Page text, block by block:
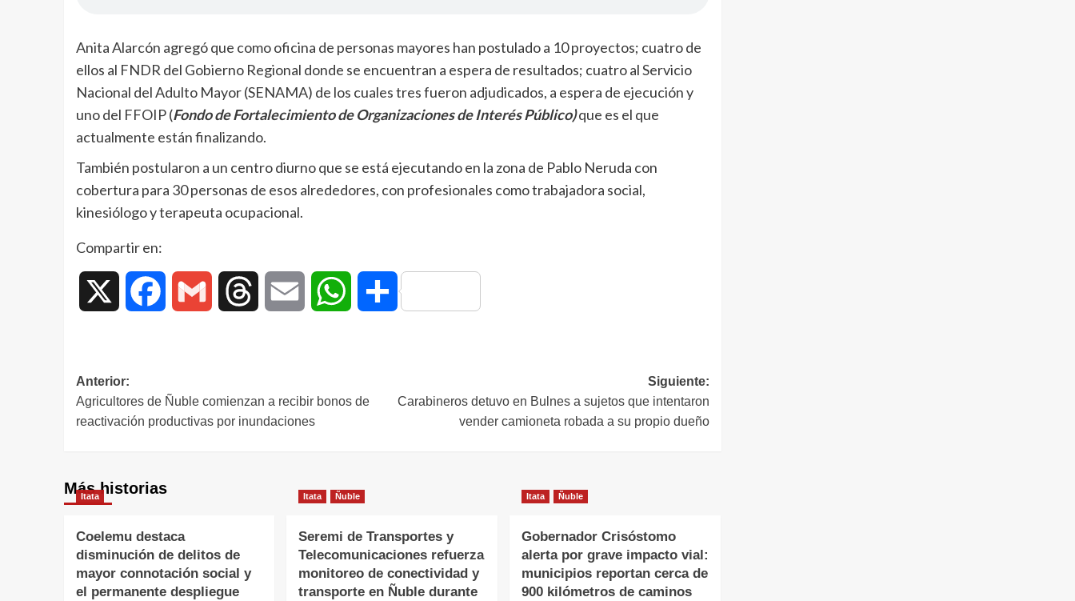
Anita Alarcón agregó que como oficina de personas mayores han postulado a 10 proyectos; cuatro de
ellos al FNDR del Gobierno Regional donde se encuentran a espera de resultados; cuatro al Servicio
Nacional del Adulto Mayor (SENAMA) de los cuales tres fueron adjudicados, a espera de ejecución y
uno del FFOIP (Fondo de Fortalecimiento de Organizaciones de Interés Público)que es el que
actualmente están finalizando.
También postularon a un centro diurno que se está ejecutando en la zona de Pablo Neruda con
cobertura para 30 personas de esos alrededores, con profesionales como trabajadora social,
kinesiólogo y terapeuta ocupacional.
Compartir en:
Facebook Gmail Threads Email WhatsAppCompartir
Anterior:
Agricultores de Ñuble comienzan a recibir bonos de
reactivación productivas por inundaciones
Siguiente:
Carabineros detuvo en Bulnes a sujetos que intentaron
vender camioneta robada a su propio dueño
Más historias
Itata
Coelemu destaca
disminución de delitos de
mayor connotación social y
el permanente despliegue
Itata Ñuble
Seremi de Transportes y
Telecomunicaciones refuerza
monitoreo de conectividad y
transporte en Ñuble durante
Itata Ñuble
Gobernador Crisóstomo
alerta por grave impacto vial:
municipios reportan cerca de
900 kilómetros de caminos